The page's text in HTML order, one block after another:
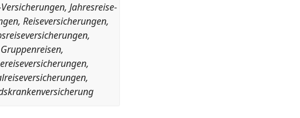
Jahresreise-
Reiseversicherungen,
Gruppenreisen,